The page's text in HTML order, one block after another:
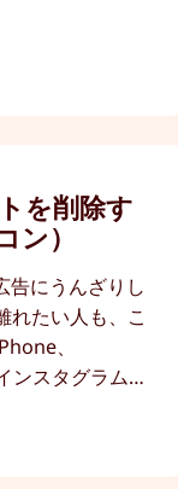
を削除す
ン）
にうんざりし
れたい人も、こ
、
ンスタグラムの